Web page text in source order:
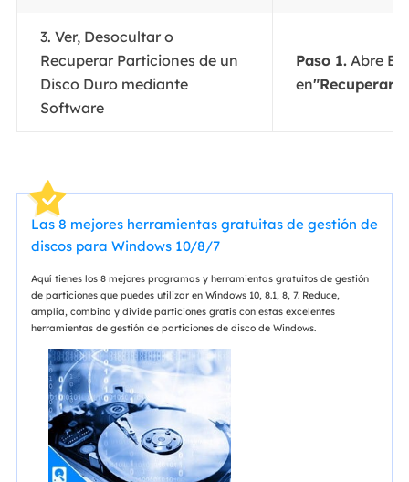
3. Ver, Desocultar o
Recuperar Particiones de un
Disco Duro mediante
Software
Paso 1.Abre
en"Recuperar
Las 8 mejores herramientas gratuitas de gestión de
discos para Windows 10/8/7
Aquí tienes los 8 mejores programas y herramientas gratuitos de gestión
de particiones que puedes utilizar en Windows 10, 8.1, 8, 7. Reduce,
amplía, combina y divide particiones gratis con estas excelentes
herramientas de gestión de particiones de disco de Windows.